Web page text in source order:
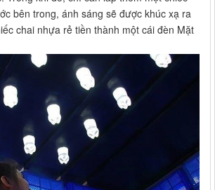
bên trong, ánh sáng sẽ được khúc xạ ra
chai nhựa rẻ tiền thành một cái đèn Mặt